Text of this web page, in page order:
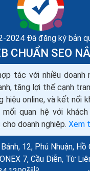
cuốn sửa cửa cuốn lắp
cuốn
cửa có cánh được
Cánh Cửa cuốn
trên cửa khi mở và...
2024 Đã đăng ký bản
CHUẨN SEO
tác với nhiều doanh
tăng lợi thế cạnh
hiệu online, và kết nối
quan hệ với
doanh nghiệp. Xem
12, Phú Nhuận, Hồ
7, Cầu Diễn, Từ
zalo